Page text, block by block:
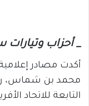
_ أحزاب وتيارات
أكدت مصادر
محمد بن شماس،
التابعة للاتحاد